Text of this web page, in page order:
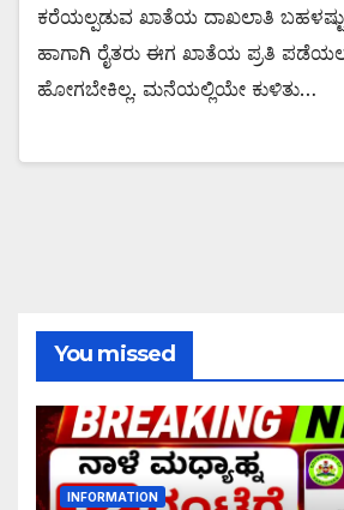
ಕರೆಯಲ್ಪಡುವ ಖಾತೆಯ ದಾಖಲಾತಿ ಬಹಳಷ್ಟು
ಹಾಗಾಗಿ ರೈತರು ಈಗ ಖಾತೆಯ ಪ್ರತಿ
ಹೋಗಬೇಕಿಲ್ಲ. ಮನೆಯಲ್ಲಿಯೇ ಕುಳಿತು…
You missed
INFORMATION